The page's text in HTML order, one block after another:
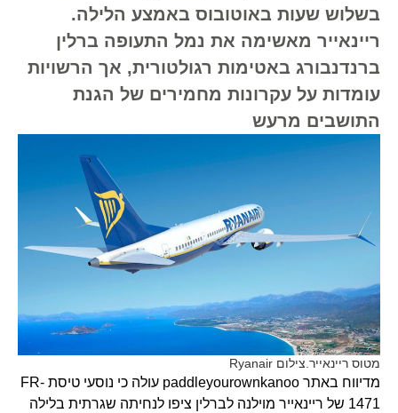
בשלוש שעות באוטובוס באמצע הלילה.
ריינאייר מאשימה את נמל התעופה ברלין
ברנדנבורג באטימות רגולטורית, אך הרשויות
עומדות על עקרונות מחמירים של הגנת
התושבים מרעש
מטוס ריינאייר.צילום Ryanair
מדיווח באתר paddleyourownkanoo עולה כי נוסעי טיסת FR-
1471 של ריינאייר מוילנה לברלין ציפו לנחיתה שגרתית בלילה